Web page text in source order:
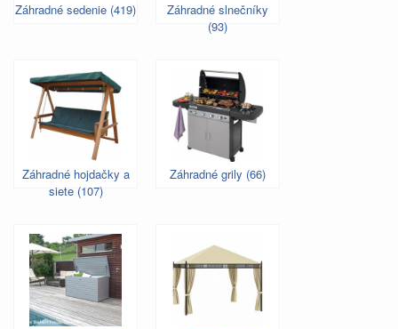
Záhradné sedenie (419)
Záhradné slnečníky
(93)
Záhradné hojdačky a
siete (107)
Záhradné grily (66)